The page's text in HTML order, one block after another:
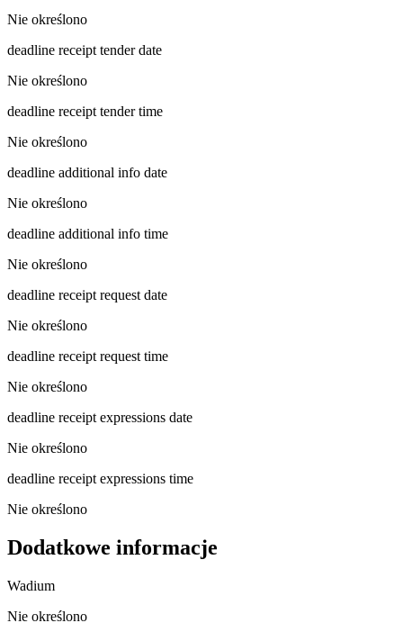
Nie określono
deadline receipt tender date
Nie określono
deadline receipt tender time
Nie określono
deadline additional info date
Nie określono
deadline additional info time
Nie określono
deadline receipt request date
Nie określono
deadline receipt request time
Nie określono
deadline receipt expressions date
Nie określono
deadline receipt expressions time
Nie określono
Dodatkowe informacje
Wadium
Nie określono